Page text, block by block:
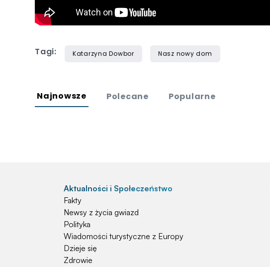
Tagi: Katarzyna Dowbor Nasz nowy dom
Najnowsze Polecane Popularne
Aktualności i Społeczeństwo
Fakty
Newsy z życia gwiazd
Polityka
Wiadomości turystyczne z Europy
Dzieje się
Zdrowie